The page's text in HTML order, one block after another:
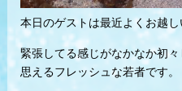
本日のゲストは最近よくお越
緊張してる感じがなかなか初
思えるフレッシュな若者です。